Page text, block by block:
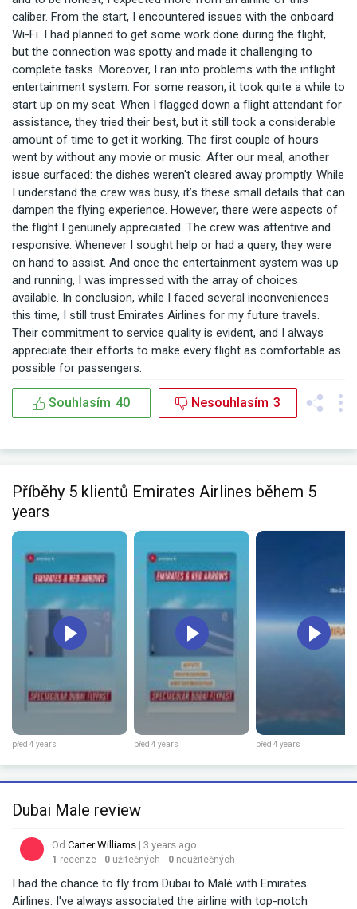
caliber. From the start, I encountered issues with the onboard
Wi-Fi. I had planned to get some work done during the flight,
but the connection was spotty and made it challenging to
complete tasks. Moreover, I ran into problems with the inflight
entertainment system. For some reason, it took quite a while to
start up on my seat. When I flagged down a flight attendant for
assistance, they tried their best, but it still took a considerable
amount of time to get it working. The first couple of hours
went by without any movie or music. After our meal, another
issue surfaced: the dishes weren't cleared away promptly. While
I understand the crew was busy, it’s these small details that can
dampen the flying experience. However, there were aspects of
the flight I genuinely appreciated. The crew was attentive and
responsive. Whenever I sought help or had a query, they were
on hand to assist. And once the entertainment system was up
and running, I was impressed with the array of choices
available. In conclusion, while I faced several inconveniences
this time, I still trust Emirates Airlines for my future travels.
Their commitment to service quality is evident, and I always
appreciate their efforts to make every flight as comfortable as
possible for passengers.
Souhlasím 40 Nesouhlasím 3
Příběhy 5 klientů Emirates Airlines během 5
years
před 4 years před 4 years před 4 years
Dubai Male review
Od Carter Williams | 3 years ago
1 recenze 0 užitečných 0 neužitečných
I had the chance to fly from Dubai to Malé with Emirates
Airlines. I've always associated the airline with top-notch